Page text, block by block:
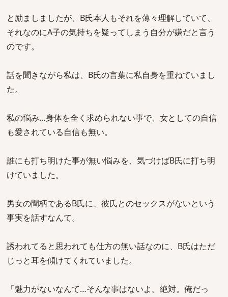
と励ましましたが、B氏本人もそれを薄々理解していて、
それなのにA子の気持ちを疑ってしまう自分が嫌だと言う
のです。
話を聞きながら私は、B氏の言葉に私自身を重ねていまし
た。
私の悩み…身体を全く求められない事で、女としての自信
も愛されている自信も無い。
誰にも打ち明けた事が無い悩みを、気づけばB氏に打ち明
けていました。
男女の間柄であるB氏に、彼氏とのセックスがないという
事実を話すなんて。
誘われてると思われても仕方の無い話なのに、B氏はただ
じっと耳を傾けてくれていました。
「魅力がないなんて…そんな事はないよ。絶対。俺だっ